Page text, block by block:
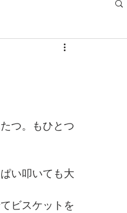
つ。もひとつ
い叩いても大
ビスケットを